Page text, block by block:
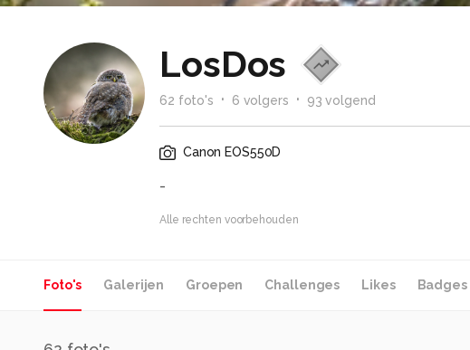
LosDos
62 foto's 6 volgers 93 volgend
Canon EOS550D
-
Alle rechten voorbehouden
Foto's Galerijen Groepen Challenges Likes Badges